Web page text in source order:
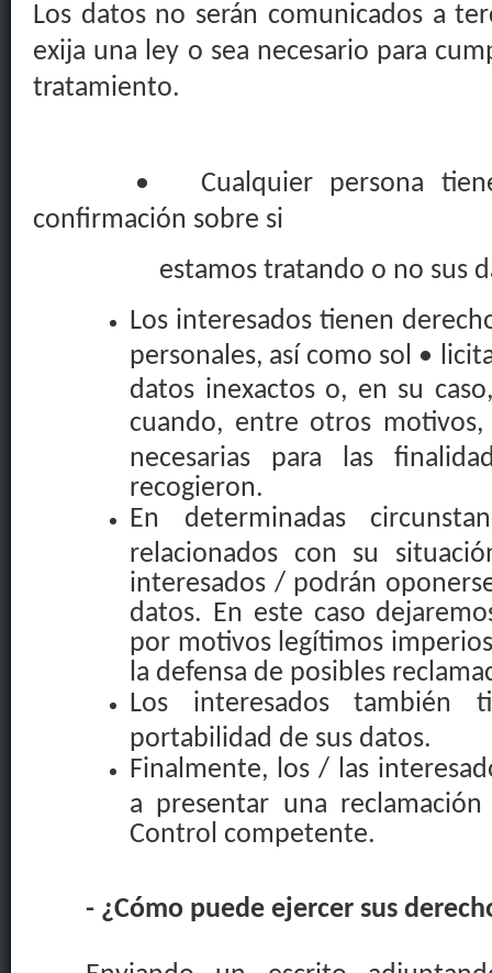
Los datos no serán comunicados a
exija una ley o sea necesario para
tratamiento.
• Cualquierpersona
confirmación sobre si
estamos tratando o no sus
Los interesados​​ tienen
personales, así como sol •
datos inexactos o, en su
cuando, entre otros
necesarias para las
recogieron.
En determinadas
relacionados con su
interesados ​​/ podrán
datos. En este caso
por motivos legítimos
la defensa de posibles
Los interesados ​​también
portabilidad de sus datos.
Finalmente, los / las
a presentar una
Control competente.
- ¿Cómo puede ejercer sus